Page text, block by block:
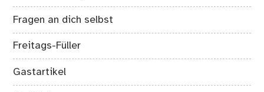
Fragen an dich selbst
Freitags-Füller
Gastartikel